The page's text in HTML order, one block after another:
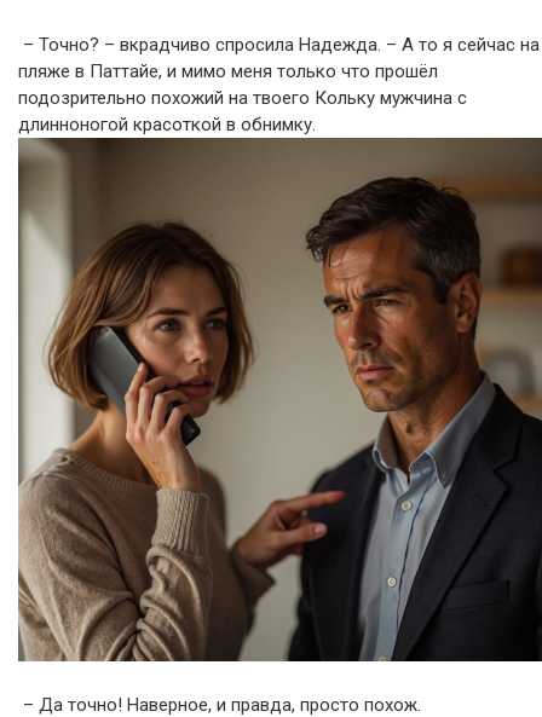
– Точно? – вкрадчиво спросила Надежда. – А то я сейчас на
пляже в Паттайе, и мимо меня только что прошёл
подозрительно похожий на твоего Кольку мужчина с
длинноногой красоткой в обнимку.
– Да точно! Наверное, и правда, просто похож.